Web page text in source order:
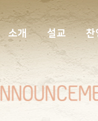
소개 설교 찬